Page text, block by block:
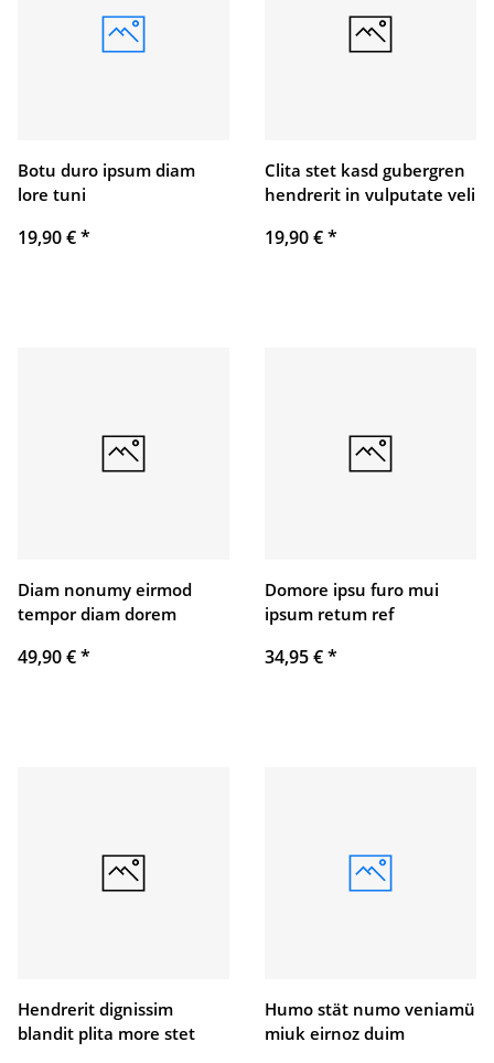
Botu duro ipsum diam
lore tuni
19,90 €*
Clita stet kasd gubergren
hendrerit in vulputate veli
19,90 €*
Diam nonumy eirmod
tempor diam dorem
49,90 €*
Domore ipsu furo mui
ipsum retum ref
34,95 €*
Hendrerit dignissim
blandit plita more stet
Humo stät numo veniamü
miuk eirnoz duim